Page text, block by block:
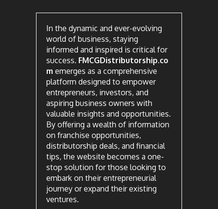
In the dynamic and ever-evolving
world of business, staying
informed and inspired is critical for
success. FMCGDistributorship.co
m emerges as a comprehensive
platform designed to empower
entrepreneurs, investors, and
aspiring business owners with
valuable insights and opportunities.
By offering a wealth of information
on franchise opportunities,
distributorship deals, and financial
tips, the website becomes a one-
stop solution for those looking to
embark on their entrepreneurial
journey or expand their existing
ventures.